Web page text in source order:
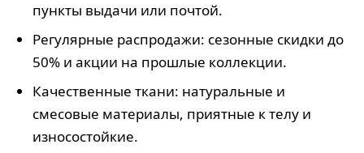
пункты выдачи или почтой.
Регулярные распродажи: сезонные скидки до
50% и акции на прошлые коллекции.
Качественные ткани: натуральные и
смесовые материалы, приятные к телу и
износостойкие.